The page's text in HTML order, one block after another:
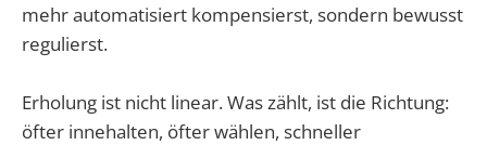
mehr automatisiert kompensierst, sondern bewusst
regulierst.
Erholung ist nicht linear. Was zählt, ist die Richtung:
öfter innehalten, öfter wählen, schneller